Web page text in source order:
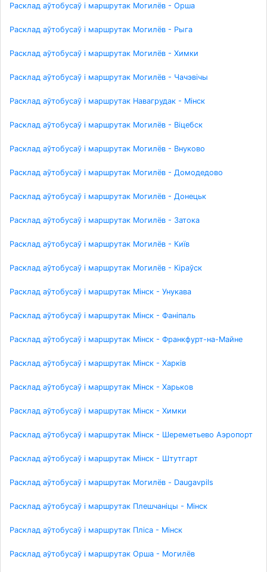
Расклад аўтобусаў і маршрутак Могилёв - Орша
Расклад аўтобусаў і маршрутак Могилёв - Рыга
Расклад аўтобусаў і маршрутак Могилёв - Химки
Расклад аўтобусаў і маршрутак Могилёв - Чачэвічы
Расклад аўтобусаў і маршрутак Навагрудак - Мінск
Расклад аўтобусаў і маршрутак Могилёв - Віцебск
Расклад аўтобусаў і маршрутак Могилёв - Внуково
Расклад аўтобусаў і маршрутак Могилёв - Домодедово
Расклад аўтобусаў і маршрутак Могилёв - Донецьк
Расклад аўтобусаў і маршрутак Могилёв - Затока
Расклад аўтобусаў і маршрутак Могилёв - Київ
Расклад аўтобусаў і маршрутак Могилёв - Кіраўск
Расклад аўтобусаў і маршрутак Мінск - Унукава
Расклад аўтобусаў і маршрутак Мінск - Фаніпаль
Расклад аўтобусаў і маршрутак Мінск - Франкфурт-на-Майне
Расклад аўтобусаў і маршрутак Мінск - Харків
Расклад аўтобусаў і маршрутак Мінск - Харьков
Расклад аўтобусаў і маршрутак Мінск - Химки
Расклад аўтобусаў і маршрутак Мінск - Шереметьево Аэропорт
Расклад аўтобусаў і маршрутак Мінск - Штутгарт
Расклад аўтобусаў і маршрутак Могилёв - Daugavpils
Расклад аўтобусаў і маршрутак Плешчаніцы - Мінск
Расклад аўтобусаў і маршрутак Пліса - Мінск
Расклад аўтобусаў і маршрутак Орша - Могилёв